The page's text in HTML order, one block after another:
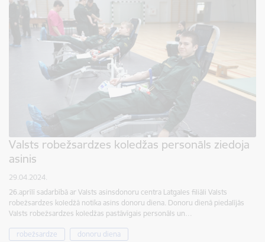
Valsts robežsardzes koledžas personāls ziedoja
asinis
29.04.2024.
26.aprīlī sadarbībā ar Valsts asinsdonoru centra Latgales filiāli Valsts
robežsardzes koledžā notika asins donoru diena. Donoru dienā piedalījās
Valsts robežsardzes koledžas pastāvīgais personāls un…
robežsardze donoru diena